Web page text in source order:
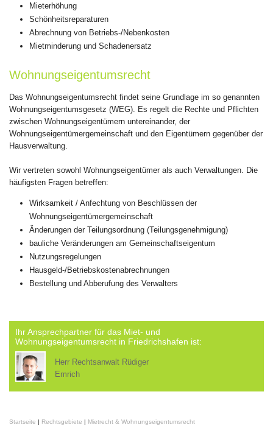
Mieterhöhung
Schönheitsreparaturen
Abrechnung von Betriebs-/Nebenkosten
Mietminderung und Schadenersatz
Wohnungseigentumsrecht
Das Wohnungseigentumsrecht findet seine Grundlage im so genannten
Wohnungseigentumsgesetz (WEG). Es regelt die Rechte und Pflichten
zwischen Wohnungseigentümern untereinander, der
Wohnungseigentümergemeinschaft und den Eigentümern gegenüber der
Hausverwaltung.
Wir vertreten sowohl Wohnungseigentümer als auch Verwaltungen. Die
häufigsten Fragen betreffen:
Wirksamkeit / Anfechtung von Beschlüssen der
Wohnungseigentümergemeinschaft
Änderungen der Teilungsordnung (Teilungsgenehmigung)
bauliche Veränderungen am Gemeinschaftseigentum
Nutzungsregelungen
Hausgeld-/Betriebskostenabrechnungen
Bestellung und Abberufung des Verwalters
Ihr Ansprechpartner für das Miet- und
Wohnungseigentumsrecht in Friedrichshafen ist:
Herr Rechtsanwalt Rüdiger
Emrich
Startseite | Rechtsgebiete | Mietrecht & Wohnungseigentumsrecht